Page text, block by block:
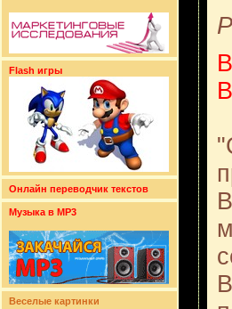
Flash игры
Онлайн переводчик текстов
Музыка в MP3
Веселые картинки